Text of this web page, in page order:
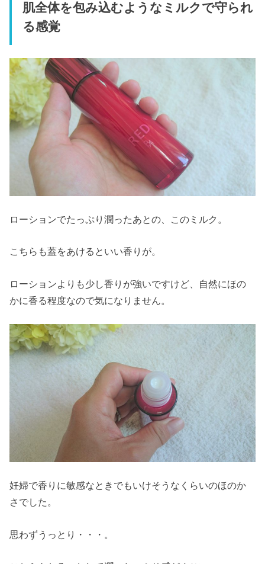
肌全体を包み込むようなミルクで守られ
る感覚
ローションでたっぷり潤ったあとの、このミルク。
こちらも蓋をあけるといい香りが。
ローションよりも少し香りが強いですけど、自然にほの
かに香る程度なので気になりません。
妊婦で香りに敏感なときでもいけそうなくらいのほのか
さでした。
思わずうっとり・・・。